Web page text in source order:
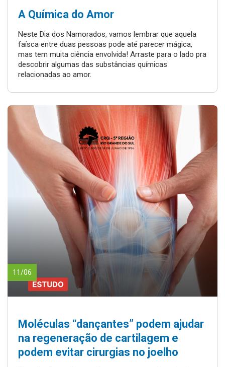
A Química do Amor
Neste Dia dos Namorados, vamos lembrar que aquela
faísca entre duas pessoas pode até parecer mágica,
mas tem muita ciência envolvida! Arraste para o lado pra
descobrir algumas das substâncias químicas
relacionadas ao amor.
11/06
Moléculas “dançantes” podem ajudar
na regeneração de cartilagem e
podem evitar cirurgias no joelho